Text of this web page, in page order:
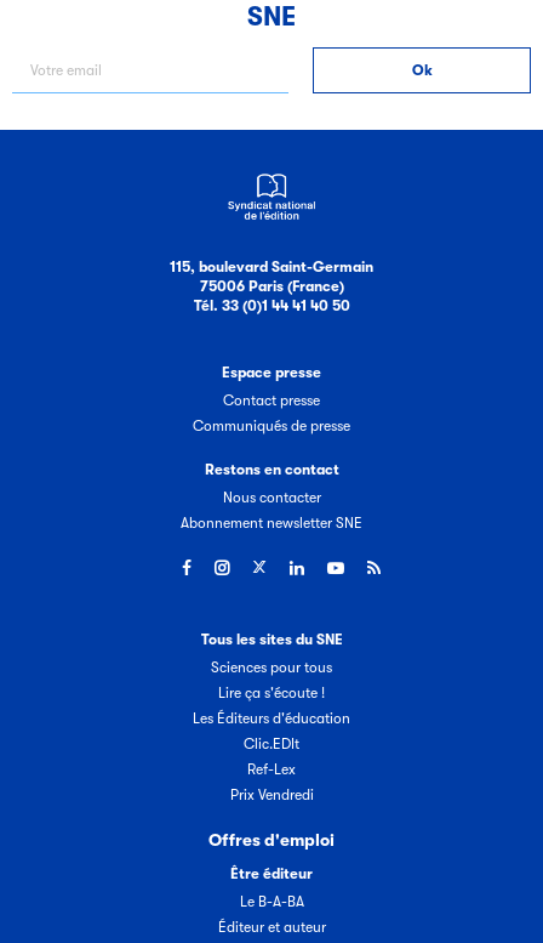
SNE
115, boulevard Saint-Germain
75006 Paris (France)
Tél. 33 (0)1 44 41 40 50
Espace presse
Contact presse
Communiqués de presse
Restons en contact
Nous contacter
Abonnement newsletter SNE
Tous les sites du SNE
Sciences pour tous
Lire ça s'écoute !
Les Éditeurs d'éducation
Clic.EDIt
Ref-Lex
Prix Vendredi
Offres d'emploi
Être éditeur
Le B-A-BA
Éditeur et auteur